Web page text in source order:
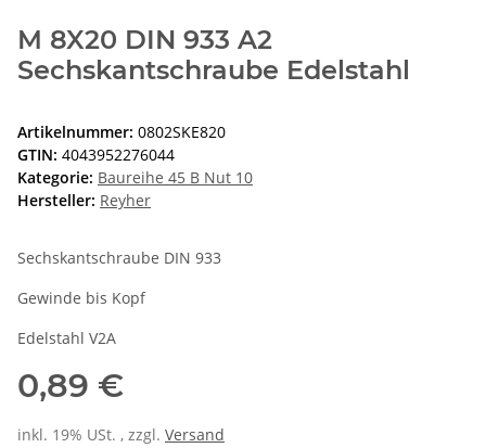
M 8X20 DIN 933 A2
Sechskantschraube Edelstahl
Artikelnummer: 0802SKE820
GTIN: 4043952276044
Kategorie: Baureihe 45 B Nut 10
Hersteller: Reyher
Sechskantschraube DIN 933
Gewinde bis Kopf
Edelstahl V2A
0,89 €
inkl. 19% USt. , zzgl. Versand